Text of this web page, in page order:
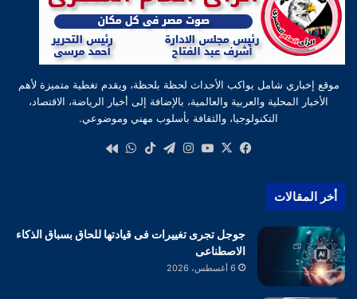
موقع إخباري شامل يواكب الأحداث لحظة بلحظة، ويقدم تغطية متميزة لأهم
الأخبار المحلية والعربية والعالمية، بالإضافة إلى أخبار الرياضة، الاقتصاد،
التكنولوجيا، والثقافة بأسلوب مهني وموضوعي.
فيسبوك
‫X
‫YouTube
انستقرام
تيلقرام‫TikTokواتساب
أخر المقالات
جوجل تجرى تغييرات فى قيادتها للحاق بسباق الذكاء
الاصطناعى
6 أغسطس، 2026